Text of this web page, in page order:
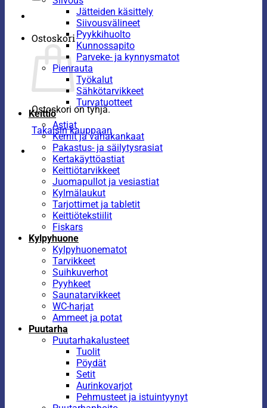
Ostoskori
Ostoskori on tyhjä.
Takaisin kauppaan
Jätteiden käsittely
Siivousvälineet
Pyykkihuolto
Kunnossapito
Parveke- ja kynnysmatot
Pienrauta
Työkalut
Sähkötarvikkeet
Turvatuotteet
Keittiö
Astiat
Kernit ja vahakankaat
Pakastus- ja säilytysrasiat
Kertakäyttöastiat
Keittiötarvikkeet
Juomapullot ja vesiastiat
Kylmälaukut
Tarjottimet ja tabletit
Keittiötekstiilit
Fiskars
Kylpyhuone
Kylpyhuonematot
Tarvikkeet
Suihkuverhot
Pyyhkeet
Saunatarvikkeet
WC-harjat
Ammeet ja potat
Puutarha
Puutarhakalusteet
Tuolit
Pöydät
Setit
Aurinkovarjot
Pehmusteet ja istuintyynyt